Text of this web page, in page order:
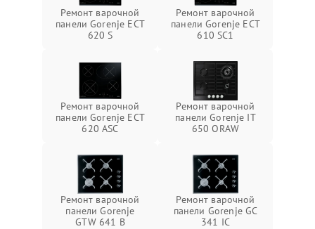
Ремонт варочной
панели Gorenje ECT
620 S
Ремонт варочной
панели Gorenje ECT
610 SC1
Ремонт варочной
панели Gorenje ECT
620 ASC
Ремонт варочной
панели Gorenje IT
650 ORAW
Ремонт варочной
панели Gorenje
GTW 641 B
Ремонт варочной
панели Gorenje GC
341 IC